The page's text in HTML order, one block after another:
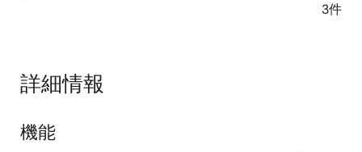
3件
詳細情報
機能